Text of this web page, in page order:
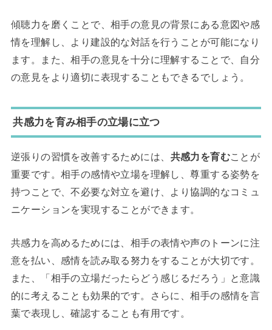
傾聴力を磨くことで、相手の意見の背景にある意図や感
情を理解し、より建設的な対話を行うことが可能になり
ます。また、相手の意見を十分に理解することで、自分
の意見をより適切に表現することもできるでしょう。
共感力を育み相手の立場に立つ
逆張りの習慣を改善するためには、 共感力を育むことが
重要です。相手の感情や立場を理解し、尊重する姿勢を
持つことで、不必要な対立を避け、より協調的なコミュ
ニケーションを実現することができます。
共感力を高めるためには、相手の表情や声のトーンに注
意を払い、感情を読み取る努力をすることが大切です。
また、「相手の立場だったらどう感じるだろう」と意識
的に考えることも効果的です。さらに、相手の感情を言
葉で表現し、確認することも有用です。